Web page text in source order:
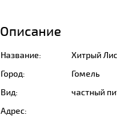
Описание
Название:
Хитрый Лис
Город:
Гомель
Вид:
частный
Адрес: